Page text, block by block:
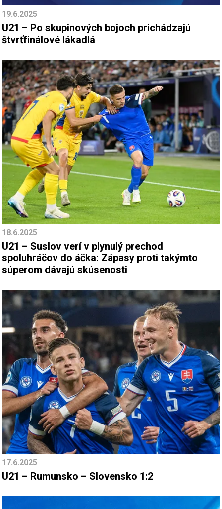
19.6.2025
U21 – Po skupinových bojoch prichádzajú
štvrťfinálové lákadlá
18.6.2025
U21 – Suslov verí v plynulý prechod
spoluhráčov do áčka: Zápasy proti takýmto
súperom dávajú skúsenosti
17.6.2025
U21 – Rumunsko – Slovensko 1:2